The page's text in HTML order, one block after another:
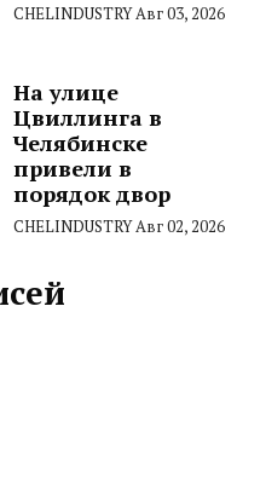
CHELINDUSTRYАвг 03, 2026
На улице
Цвиллинга в
Челябинске
привели в
порядок двор
CHELINDUSTRYАвг 02, 2026